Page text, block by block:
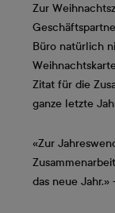
Zur
Büro natürlich
Zitat für die
ganze letzte
«Zur
das neue